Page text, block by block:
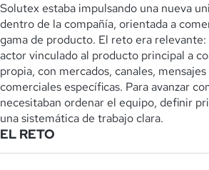
Solutex estaba impulsando una nueva
dentro de la compañía, orientada a
gama de producto. El reto era
actor vinculado al producto principal a
propia, con mercados, canales,
comerciales específicas. Para avanzar
necesitaban ordenar el equipo, definir
una sistemática de trabajo clara.
EL RETO